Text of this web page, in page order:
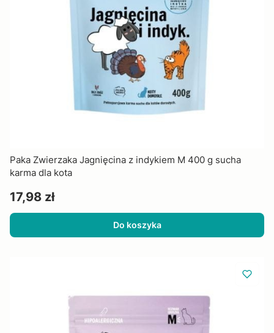
Paka Zwierzaka Jagnięcina z indykiem M 400 g sucha
karma dla kota
Cena
17,98 zł
Do koszyka